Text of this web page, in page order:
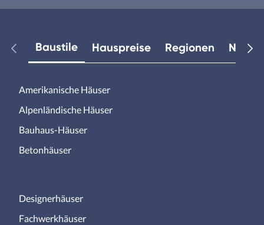
Baustile Hauspreise Regionen
Amerikanische Häuser
Alpenländische Häuser
Bauhaus-Häuser
Betonhäuser
Designerhäuser
Fachwerkhäuser